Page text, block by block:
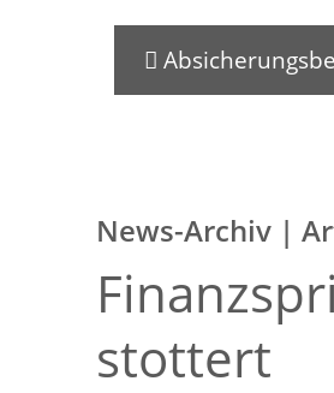
News-Archiv |
stottert